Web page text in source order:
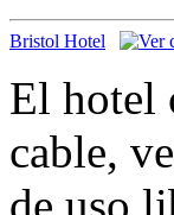
Bristol Hotel
El hotel
cable,
de uso